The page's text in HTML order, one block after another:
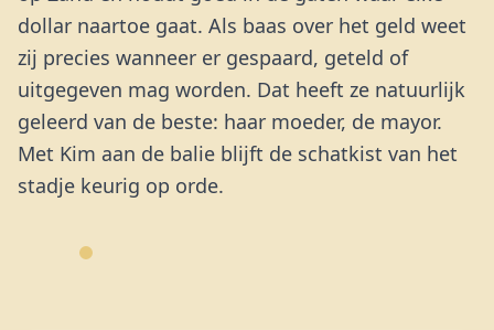
dollar naartoe gaat. Als baas over het geld weet
zij precies wanneer er gespaard, geteld of
uitgegeven mag worden. Dat heeft ze natuurlijk
geleerd van de beste: haar moeder, de mayor.
Met Kim aan de balie blijft de schatkist van het
stadje keurig op orde.